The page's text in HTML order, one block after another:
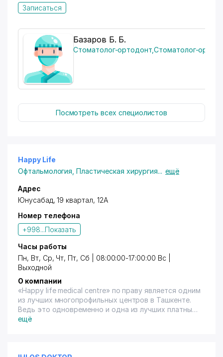
Записаться
Базаров Б. Б.
Стоматолог-ортодонт ,Стоматолог-
Посмотреть всех специолистов
Happy Life
Офтальмология ,Пластическая хирургия... ещё
Адрес
Юнусабад, 19 квартал, 12А
Номер телефона
+998...Показать
Часы работы
Пн, Вт, Ср, Чт, Пт, Сб | 08:00:00-17:00:00 Вс |
Выходной
О компании
«Happy life medical centre» по праву является одним
из лучших многопрофильных центров в Ташкенте.
Ведь это одновременно и одна из лучших платных
частных клиник города Ташкента и великолепно
ещё